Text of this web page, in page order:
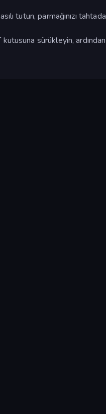
tutun, parmağınızı
kutusuna sürükleyin,